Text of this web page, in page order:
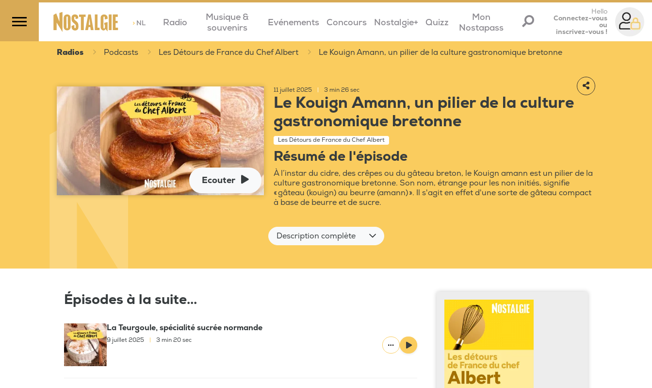
>NL Radio
Musique &
souvenirs
Evénements Concours Nostalgie+ Quizz
Mon
Nostapass
Hello
Connectez-vous
ou
inscrivez-vous !
Radios Podcasts Les Détours de France du Chef Albert Le Kouign Amann, un pilier de la culture gastronomique bretonne
Ecouter
11 juillet 2025 3 min 26 sec
Le Kouign Amann, un pilier de la culture
gastronomique bretonne
Les Détours de France du Chef Albert
Résumé de l'épisode
À l’instar du cidre, des crêpes ou du gâteau breton, le Kouign amann est un pilier de la
culture gastronomique bretonne. Son nom, étrange pour les non initiés, signifie
« gâteau (kouign) au beurre (amann) ». Il s'agit en effet d'une sorte de gâteau compact
à base de beurre et de sucre.
Description complète
Épisodes à la suite...
La Teurgoule, spécialité sucrée normande
9 juillet 2025 3 min 20 sec